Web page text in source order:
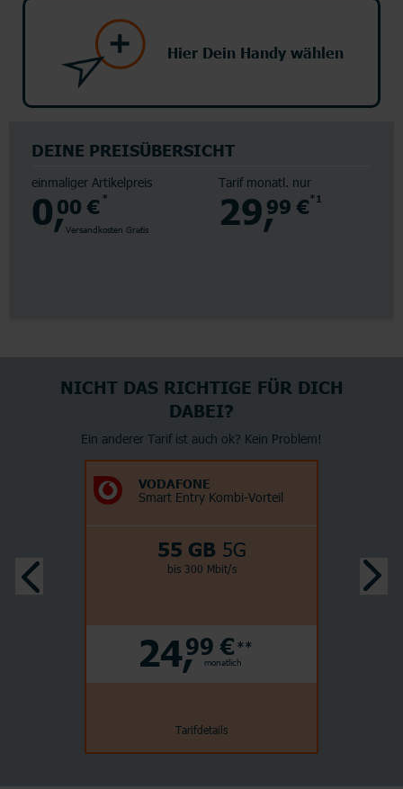
Hier Dein Handy wählen
DEINE PREISÜBERSICHT
einmaliger Artikelpreis
0,00 € *
Versandkosten Gratis
Tarif monatl. nur
29,99 €*1
NICHT DAS RICHTIGE FÜR DICH
DABEI?
Ein anderer Tarif ist auch ok? Kein Problem!
VODAFONE
Smart Entry Kombi-Vorteil
55 GB 5G
bis 300 Mbit/s
24,99 € **
monatlich
Tarifdetails